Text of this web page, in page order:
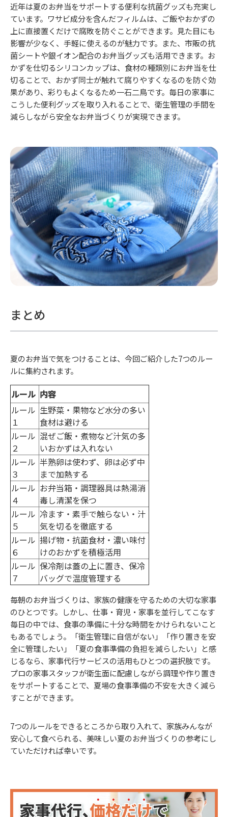
近年は夏のお弁当をサポートする便利な抗菌グッズも充実し
ています。ワサビ成分を含んだフィルムは、ご飯やおかずの
上に直接置くだけで腐敗を防ぐことができます。見た目にも
影響が少なく、手軽に使えるのが魅力です。また、市販の抗
菌シートや銀イオン配合のお弁当グッズも活用できます。お
かずを仕切るシリコンカップは、食材の種類別にお弁当を仕
切ることで、おかず同士が触れて腐りやすくなるのを防ぐ効
果があり、彩りもよくなるため一石二鳥です。毎日の家事に
こうした便利グッズを取り入れることで、衛生管理の手間を
減らしながら安全なお弁当づくりが実現できます。
まとめ
夏のお弁当で気をつけることは、今回ご紹介した7つのルー
ルに集約されます。
ルール 内容
ルール
１
生野菜・果物など水分の多い
食材は避ける
ルール
２
混ぜご飯・煮物など汁気の多
いおかずは入れない
ルール
３
半熟卵は使わず、卵は必ず中
まで加熱する
ルール
４
お弁当箱・調理器具は熱湯消
毒し清潔を保つ
ルール
５
冷ます・素手で触らない・汁
気を切るを徹底する
ルール
６
揚げ物・抗菌食材・濃い味付
けのおかずを積極活用
ルール
７
保冷剤は蓋の上に置き、保冷
バッグで温度管理する
毎朝のお弁当づくりは、家族の健康を守るための大切な家事
のひとつです。しかし、仕事・育児・家事を並行してこなす
毎日の中では、食事の準備に十分な時間をかけられないこと
もあるでしょう。「衛生管理に自信がない」「作り置きを安
全に管理したい」「夏の食事準備の負担を減らしたい」と感
じるなら、家事代行サービスの活用もひとつの選択肢です。
プロの家事スタッフが衛生面に配慮しながら調理や作り置き
をサポートすることで、夏場の食事準備の不安を大きく減ら
すことができます。
7つのルールをできるところから取り入れて、家族みんなが
安心して食べられる、美味しい夏のお弁当づくりの参考にし
ていただければ幸いです。